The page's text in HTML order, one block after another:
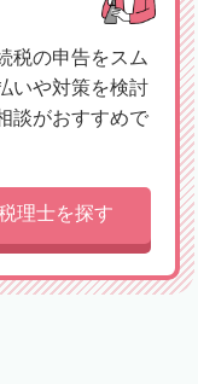
税の申告をスム
いや対策を検討
談がおすすめで
理士を探す